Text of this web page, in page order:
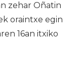
zehar Oñatin
oraintxe egin
16an itxiko